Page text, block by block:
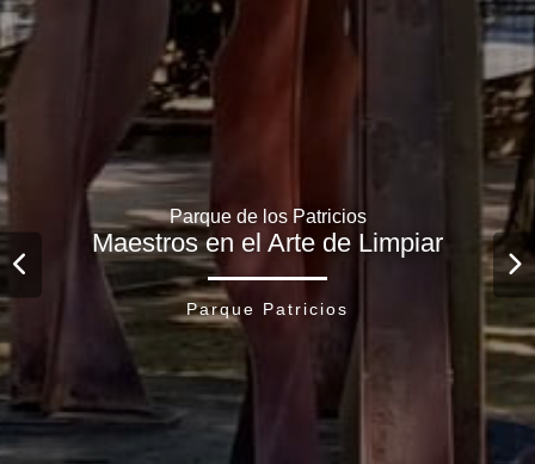
Parque de los Patricios
Maestros en el Arte de Limpiar
Parque de los Patricios
Maestros en el Arte de Limpiar
Parque Patricios
Parque de los Patricios
Maestros en el Arte de Limpiar